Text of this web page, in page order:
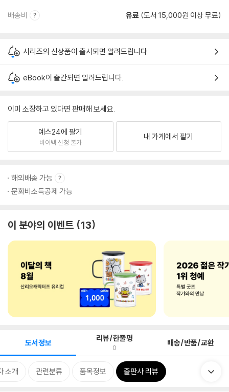
배송비 유료 (도서 15,000원 이상 무료)
시리즈의 신상품이 출시되면 알려드립니다.
eBook이 출간되면 알려드립니다.
이미 소장하고 있다면 판매해 보세요.
예스24에 팔기
바이백 신청 불가
내 가게에서 팔기
해외배송 가능
문화비소득공제 가능
이 분야의 이벤트 13
도서정보 리뷰/한줄평
0 배송/반품/교환
소개 관련분류 품목정보 출판사 리뷰